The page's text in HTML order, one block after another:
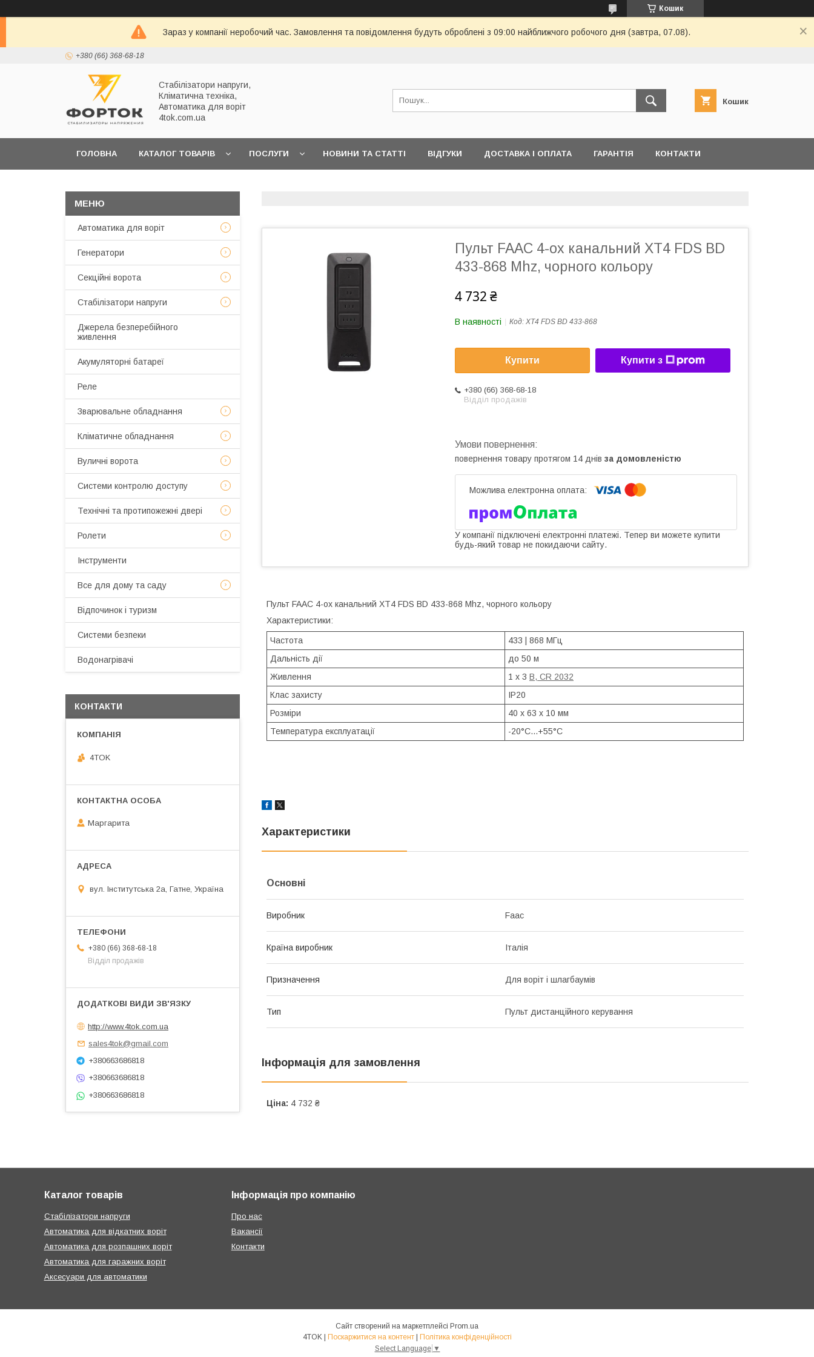
Кошик
Зараз у компанії неробочий час. Замовлення та повідомлення будуть оброблені з 09:00 найближчого робочого дня (завтра, 07.08).
+380 (66) 368-68-18
Стабілізатори напруги,
Кліматична техніка,
Автоматика для воріт
4tok.com.ua
Кошик
ГОЛОВНА КАТАЛОГ ТОВАРІВ ПОСЛУГИ НОВИНИ ТА СТАТТІ ВІДГУКИ ДОСТАВКА І ОПЛАТА ГАРАНТІЯ КОНТАКТИ
Пульт FAAC 4-ох канальний XT4 FDS BD
433-868 Mhz, чорного кольору
4 732 ₴
В наявності Код: XT4 FDS BD 433-868
Купити Купити з
+380 (66) 368-68-18
Відділ продажів
повернення товару протягом 14 днів за домовленістю
У компанії підключені електронні платежі. Тепер ви можете купити
будь-який товар не покидаючи сайту.
Пульт FAAC 4-ох канальний XT4 FDS BD 433-868 Mhz, чорного кольору
Характеристики:
Частота
433 | 868 МГц
Дальність дії
до 50 м
Живлення
1 х 3 В, CR 2032
Клас захисту
IP20
Розміри
40 x 63 x 10 мм
Температура експлуатації
-20°С...+55°С
Характеристики
Основні
Виробник Faac
Країна виробник Італія
Призначення Для воріт і шлагбаумів
Тип Пульт дистанційного керування
Інформація для замовлення
Ціна: 4 732 ₴
Автоматика для воріт
Генератори
Секційні ворота
Стабілізатори напруги
Джерела безперебійного
живлення
Акумуляторні батареї
Реле
Зварювальне обладнання
Кліматичне обладнання
Вуличні ворота
Системи контролю доступу
Технічні та протипожежні двері
Ролети
Інструменти
Все для дому та саду
Відпочинок і туризм
Системи безпеки
Водонагрівачі
КОНТАКТИ
4TOK
Маргарита
вул. Інститутська 2а, Гатне, Україна
+380 (66) 368-68-18
Відділ продажів
http://www.4tok.com.ua
sales4tok@gmail.com
+380663686818
+380663686818
+380663686818
Каталог товарів
Стабілізатори напруги
Автоматика для відкатних воріт
Автоматика для розпашних воріт
Автоматика для гаражних воріт
Аксесуари для автоматики
Інформація про компанію
Про нас
Вакансії
Контакти
Сайт створений на маркетплейсі Prom.ua
4TOK | Поскаржитися на контент | Політика конфіденційності
Select Language ▼